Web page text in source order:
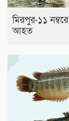
মিরপুর-১১
আহত